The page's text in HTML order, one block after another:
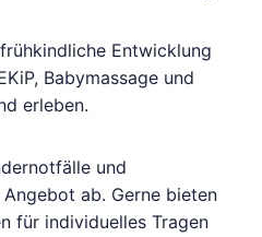
Entwicklung
Babymassage und
erleben.
und
ab. Gerne bieten
für individuelles Tragen